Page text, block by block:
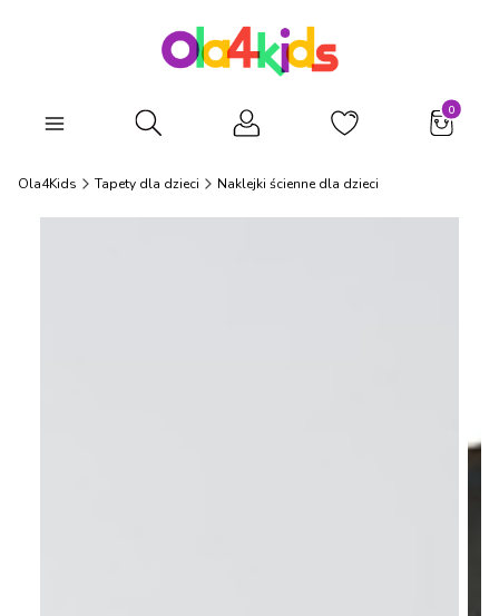
Otwórz wyszukiwarkę
Ola4Kids Tapety dla dzieci Naklejki ścienne dla dzieci